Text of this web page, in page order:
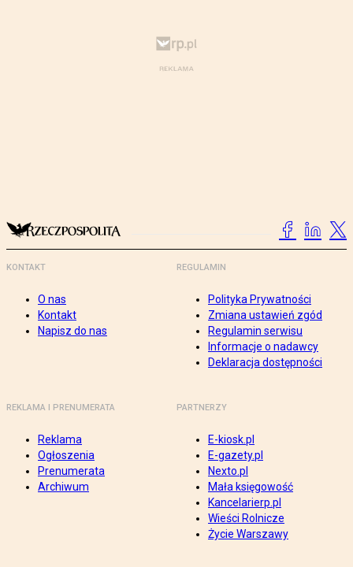
KONTAKT
O nas
Kontakt
Napisz do nas
REGULAMIN
Polityka Prywatności
Zmiana ustawień zgód
Regulamin serwisu
Informacje o nadawcy
Deklaracja dostępności
REKLAMA I PRENUMERATA
Reklama
Ogłoszenia
Prenumerata
Archiwum
PARTNERZY
E-kiosk.pl
E-gazety.pl
Nexto.pl
Mała księgowość
Kancelarierp.pl
Wieści Rolnicze
Życie Warszawy